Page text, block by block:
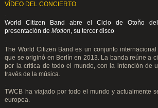
VÍDEO DEL CONCIERTO
World Citizen Band abre el Ciclo de Otoño
presentación deMotion, su tercer disco
The World Citizen Band es un conjunto
que se originó en Berlín en 2013. La banda reúne a
por la crítica de todo el mundo, con la intención de
través de la música.
TWCB ha viajado por todo el mundo y actualmente
europea.